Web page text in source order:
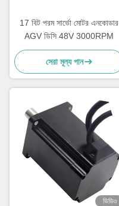
17 বিট পরম সার্ভো মোটর এনকোডার
AGV ডিসি 48V 3000RPM
সেরা মূল্য পান
ভিডিও